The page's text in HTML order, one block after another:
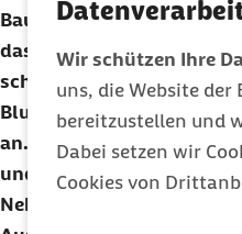
Wir schützen Ihre
uns, die Website der
bereitzustellen und
Dabei setzen wir
Cookies von
Bauch sind es rund 300.
das schnelle Atmen beim
schneller und pumpt
Blut durch den Körper.
an. Nach dem Lachen
und der Körper entspannt
Neben allen biologisch